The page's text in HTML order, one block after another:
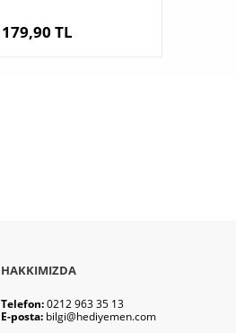
179,90 TL
HAKKIMIZDA
Telefon:0212 963 35 13
E-posta: bilgi@hediyemen.com